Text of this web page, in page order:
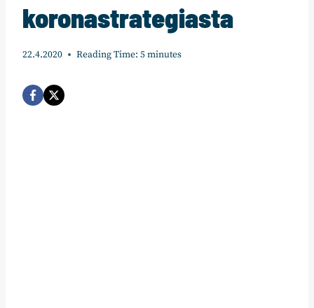
koronastrategiasta
22.4.2020 Reading Time: 5minutes